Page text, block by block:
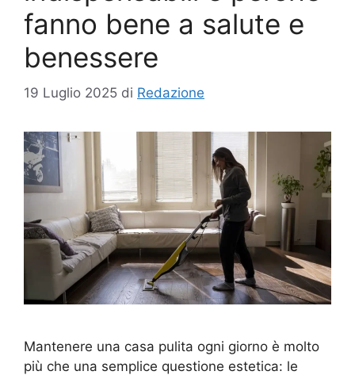
fanno bene a salute e
benessere
19 Luglio 2025 di Redazione
Mantenere una casa pulita ogni giorno è molto
più che una semplice questione estetica: le